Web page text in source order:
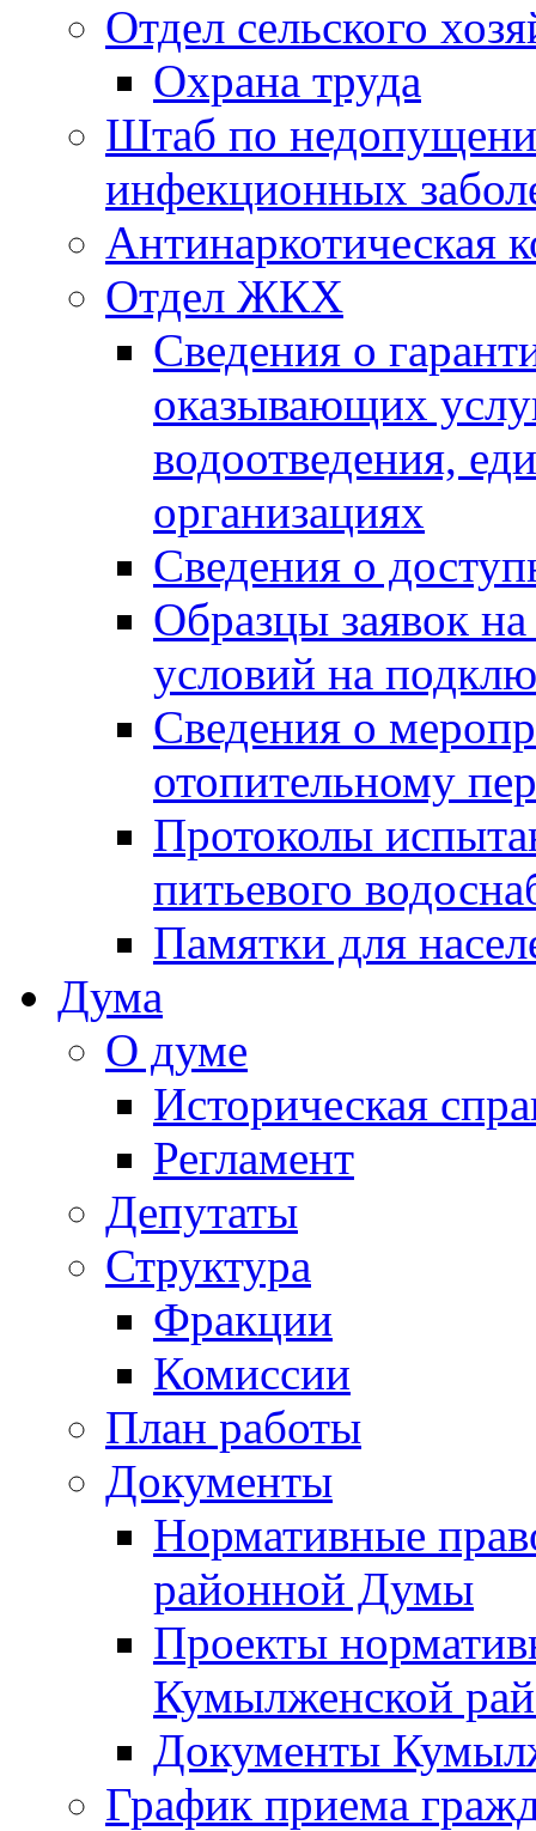
Отдел сельского
Охрана труда
Штаб по
инфекционных
Антинаркотическая
Отдел ЖКХ
Сведения о
оказывающих
водоотведения,
организациях
Сведения о
Образцы заявок
условий на
Сведения о
отопительному
Протоколы
питьевого
Памятки для
Дума
О думе
Историческая
Регламент
Депутаты
Структура
Фракции
Комиссии
План работы
Документы
Нормативные
районной Думы
Проекты
Кумылженской
Документы
График приема